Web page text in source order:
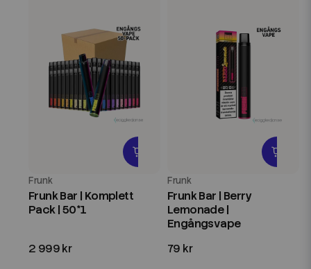
Frunk
Frunk Bar | Komplett
Pack | 50*1
2 999 kr
Frunk
Frunk Bar | Berry
Lemonade |
Engångsvape
79 kr